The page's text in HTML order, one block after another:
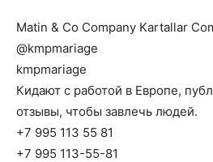
Matin & Co Company Kartallar
@kmpmariage
kmpmariage
Кидают с работой в Европе,
отзывы, чтобы завлечь людей.
+7 995 113 55 81
+7 995 113-55-81